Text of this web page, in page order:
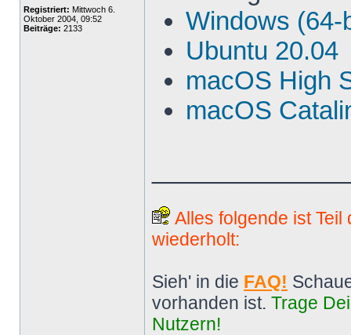
Registriert: Mittwoch 6.
Oktober 2004, 09:52
Beiträge: 2133
Windows (64-
Ubuntu 20.04
macOS High
macOS
Alles folgende ist
wiederholt:
Sieh' in die FAQ!
vorhanden ist. Trage
Nutzern!